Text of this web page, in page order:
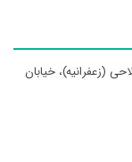
(زعفرانیه)، خیابان